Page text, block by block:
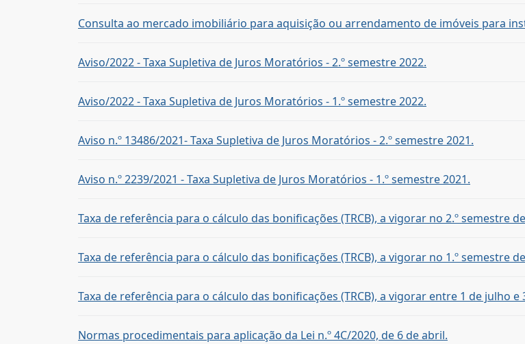
Consulta ao mercado imobiliário para aquisição ou arrendamento de imóveis para
Aviso/2022 - Taxa Supletiva de Juros Moratórios - 2.º semestre 2022.
Aviso/2022 - Taxa Supletiva de Juros Moratórios - 1.º semestre 2022.
Aviso n.º 13486/2021- Taxa Supletiva de Juros Moratórios - 2.º semestre 2021.
Aviso n.º 2239/2021 - Taxa Supletiva de Juros Moratórios - 1.º semestre 2021.
Taxa de referência para o cálculo das bonificações (TRCB), a vigorar no 2.º semestre
Taxa de referência para o cálculo das bonificações (TRCB), a vigorar no 1.º semestre
Taxa de referência para o cálculo das bonificações (TRCB), a vigorar entre 1 de julho e
Normas procedimentais para aplicação da Lei n.º 4C/2020, de 6 de abril.